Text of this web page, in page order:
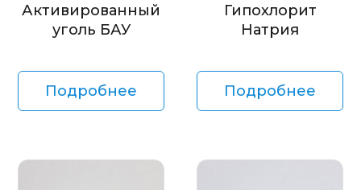
Активированный
уголь БАУ
Подробнее
Гипохлорит
Натрия
Подробнее